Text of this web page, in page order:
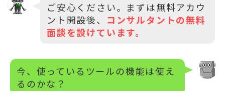
ご安心ください。まずは無料アカウ
ント開設後、 コンサルタントの無料
面談を設けています。
今、使っているツールの機能は使え
るのかな？